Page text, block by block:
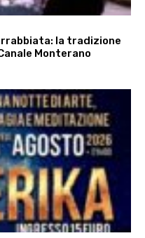
la tradizione
Monterano